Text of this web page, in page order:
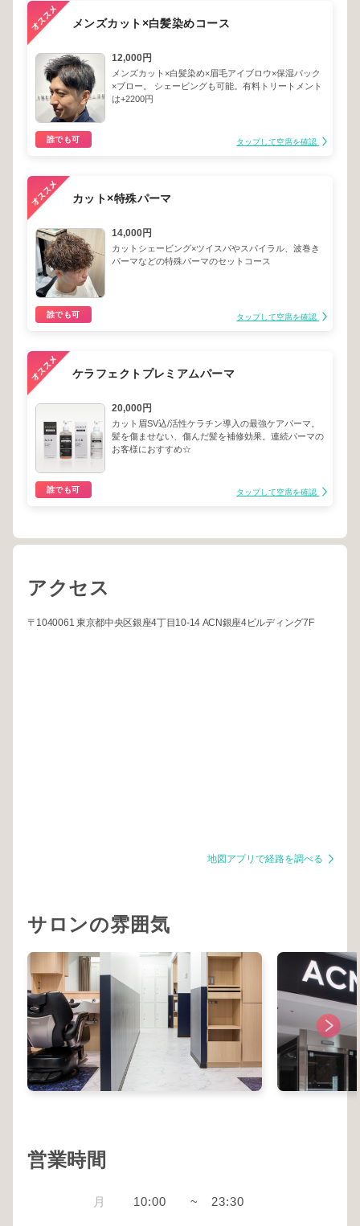
メンズカット×白髪染めコース
12,000円
メンズカット×白髪染め×眉毛アイブロウ×保湿パック
×ブロー。 シェービングも可能。有料トリートメント
は+2200円
誰でも可 タップして空席を確認
カット×特殊パーマ
14,000円
カットシェービング×ツイスパやスパイラル、波巻き
パーマなどの特殊パーマのセットコース
誰でも可 タップして空席を確認
ケラフェクトプレミアムパーマ
20,000円
カット眉SV込/活性ケラチン導入の最強ケアパーマ。
髪を傷ませない、傷んだ髪を補修効果。連続パーマの
お客様におすすめ☆
誰でも可 タップして空席を確認
アクセス
〒1040061 東京都中央区銀座4丁目10-14 ACN銀座4ビルディング7F
地図アプリで経路を調べる
サロンの雰囲気
営業時間
月 10:00 ~ 23:30